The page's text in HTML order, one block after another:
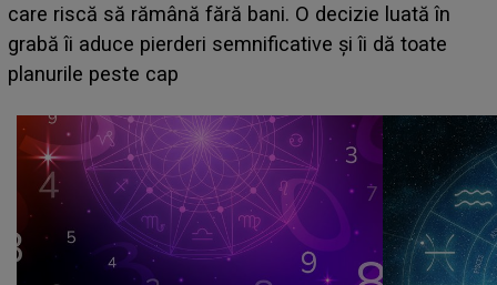
acum! În fața Alexandrei, concurentul din Casa Iubirii
face o MĂRTURISIRE NEAȘTEPTATĂ despre mama
sa: "I-am spus și ei în față, eu nu te iubesc pentru